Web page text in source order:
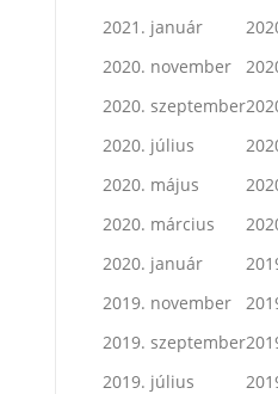
2021. január
2020. november
2020. szeptember
2020. július
2020. május
2020. március
2020. január
2019. november
2019. szeptember
2019. július